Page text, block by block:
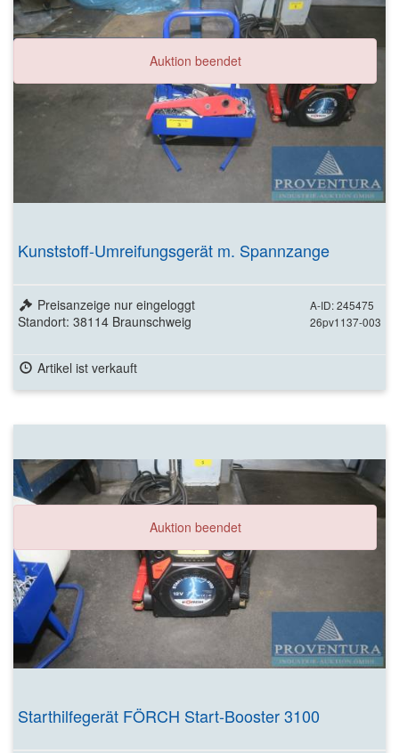
Auktion beendet
Kunststoff-Umreifungsgerät m. Spannzange
A-ID: 245475
26pv1137-003
Preisanzeige nur eingeloggt
Standort: 38114 Braunschweig
Artikel ist verkauft
Auktion beendet
Starthilfegerät FÖRCH Start-Booster 3100